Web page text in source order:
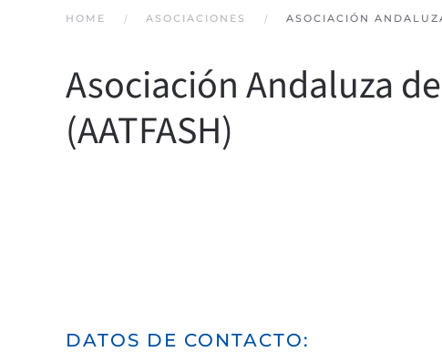
HOME ASOCIACIONES ASOCIACIÓN
Asociación Andaluza
(AATFASH)
DATOS DE CONTACTO: